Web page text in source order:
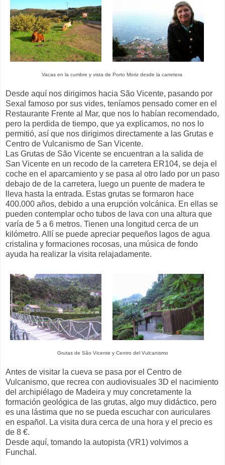
Vacas en la cumbre y vista de Porto Moriz desde la carretera
Desde aquí nos dirigimos hacia São Vicente, pasando por
Sexal famoso por sus vides, teníamos pensado comer en el
Restaurante Frente al Mar, que nos lo habían recomendado,
pero la perdida de tiempo, que ya explicamos, no nos lo
permitió, así que nos dirigimos directamente a las Grutas e
Centro de Vulcanismo de San Vicente.
Las Grutas de São Vicente se encuentran a la salida de
San Vicente en un recodo de la carretera ER104, se deja el
coche en el aparcamiento y se pasa al otro lado por un paso
debajo de de la carretera, luego un puente de madera te
lleva hasta la entrada. Estas grutas se formaron hace
400.000 años, debido a una erupción volcánica. En ellas se
pueden contemplar ocho tubos de lava con una altura que
varía de 5 a 6 metros. Tienen una longitud cerca de un
kilómetro. Allí se puede apreciar pequeños lagos de agua
cristalina y formaciones rocosas, una música de fondo
ayuda ha realizar la visita relajadamente.
Grutas de São Vicente y Centro del Vulcanismo
Antes de visitar la cueva se pasa por el Centro de
Vulcanismo, que recrea con audiovisuales 3D el nacimiento
del archipiélago de Madeira y muy concretamente la
formación geológica de las grutas, algo muy didáctico, pero
es una lástima que no se pueda escuchar con auriculares
en español. La visita dura cerca de una hora y el precio es
de 8 €.
Desde aquí, tomando la autopista (VR1) volvimos a
Funchal.